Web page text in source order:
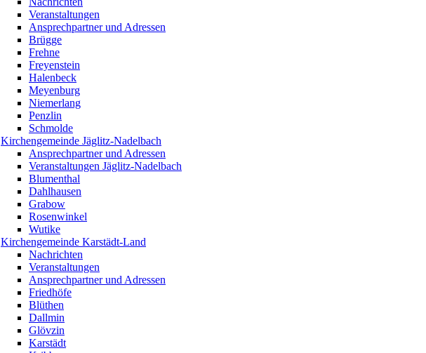
Veranstaltungen
Ansprechpartner und Adressen
Brügge
Frehne
Freyenstein
Halenbeck
Meyenburg
Niemerlang
Penzlin
Schmolde
Kirchengemeinde Jäglitz-Nadelbach
Ansprechpartner und Adressen
Veranstaltungen Jäglitz-Nadelbach
Blumenthal
Dahlhausen
Grabow
Rosenwinkel
Wutike
Kirchengemeinde Karstädt-Land
Nachrichten
Veranstaltungen
Ansprechpartner und Adressen
Friedhöfe
Blüthen
Dallmin
Glövzin
Karstädt